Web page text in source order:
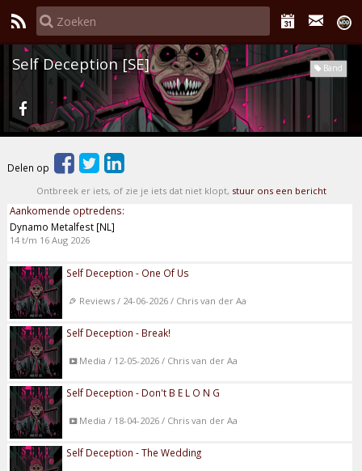
Band
Self Deception [SE]
Delen op
Ontbreek er iets, of zie je iets dat niet klopt, stuur ons een bericht
Aankomende optredens:
Dynamo Metalfest [NL]
14 t/m 16 Aug 2026
Self Deception - One Of Us
Reviews / 24-06-2026 / Chris van der Aa
Self Deception - Break!
Media / 12-05-2026 / Chris van der Aa
Self Deception - Don't B E L O N G
Media / 18-04-2026 / Chris van der Aa
Self Deception - The Wedding